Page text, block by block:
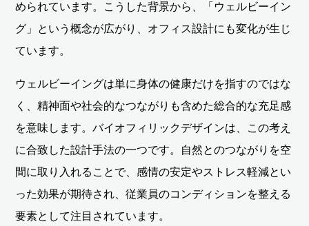
められています。こうした背景から、「ウェルビーイン
グ」という概念が広がり、オフィス設計にも変化が生じ
ています。
ウェルビーイングは単に身体の健康だけを指すのではな
く、精神面や社会的なつながりも含めた総合的な充足感
を意味します。バイオフィリックデザインは、この考え
に合致した設計手法の一つです。自然とのつながりを空
間に取り入れることで、感情の安定やストレス軽減とい
った効果が期待され、従業員のコンディションを整える
要素として注目されています。